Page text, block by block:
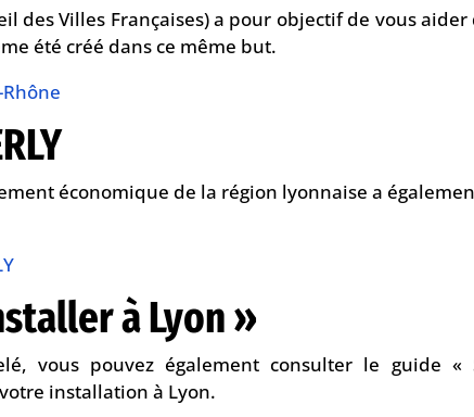
des Villes Françaises) a pour objectif de vous
été créé dans ce même but.
Rhône
économique de la région lyonnaise a
à Lyon »
vous pouvez également consulter le guide
installation à Lyon.